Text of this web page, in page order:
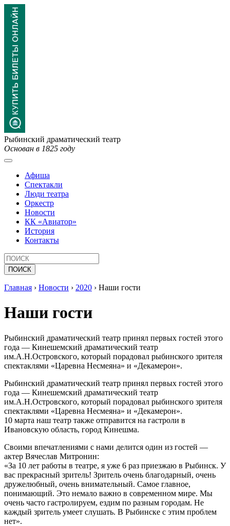
Рыбинский драматический театр
Основан в 1825 году
Афиша
Спектакли
Люди театра
Оркестр
Новости
КК «Авиатор»
История
Контакты
Главная › Новости › 2020 › Наши гости
Наши гости
Рыбинский драматический театр принял первых гостей этого
года — Кинешемский драматический театр
им.А.Н.Островского, который порадовал рыбинского зрителя
спектаклями «Царевна Несмеяна» и «Декамерон».
Рыбинский драматический театр принял первых гостей этого
года — Кинешемский драматический театр
им.А.Н.Островского, который порадовал рыбинского зрителя
спектаклями «Царевна Несмеяна» и «Декамерон».
10 марта наш театр также отправится на гастроли в
Ивановскую область, город Кинешма.
Своими впечатлениями с нами делится один из гостей —
актер Вячеслав Митронин:
«За 10 лет работы в театре, я уже 6 раз приезжаю в Рыбинск. У
вас прекрасный зритель! Зритель очень благодарный, очень
дружелюбный, очень внимательный. Самое главное,
понимающий. Это немало важно в современном мире. Мы
очень часто гастролируем, ездим по разным городам. Не
каждый зритель умеет слушать. В Рыбинске с этим проблем
нет».